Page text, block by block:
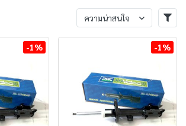
ความน่าสนใจ
-1% -1%